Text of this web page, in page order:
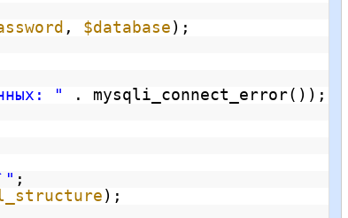
, $database );
"
. mysqli_connect_error());
;
);